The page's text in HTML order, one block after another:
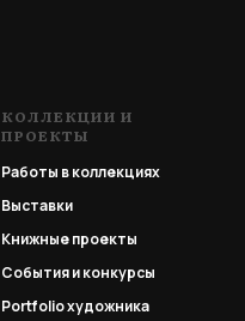
КОЛЛЕКЦИИ И
ПРОЕКТЫ
Работы в коллекциях
Выставки
Книжные проекты
События и конкурсы
Portfolioхудожника